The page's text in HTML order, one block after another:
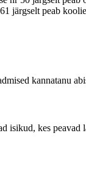
järgselt peab
kannatanu
isikud, kes